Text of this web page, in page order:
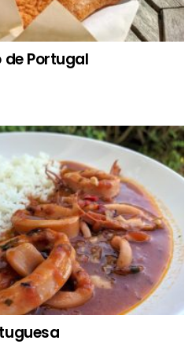
de Portugal